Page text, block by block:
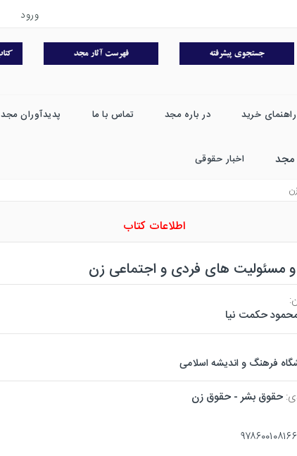
ورود
راهنمای خرید در باره مجد تماس با ما پدیدآوران مجد
اخبار حقوقی
اطلاعات کتاب
مسئولیت های فردی و اجتماعی زن
حکمت نیا
فرهنگ و اندیشه اسلامی
حقوق بشر - حقوق زن